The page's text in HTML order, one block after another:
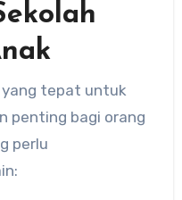
yang tepat untuk
penting bagi orang
perlu